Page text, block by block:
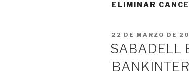
ELIMINAR
PUBLICADO
22 DE MARZO DE
SABADELL